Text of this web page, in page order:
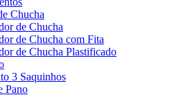
Chucha
de Chucha
de Chucha com Fita
de Chucha Plastificado
3 Saquinhos
Pano